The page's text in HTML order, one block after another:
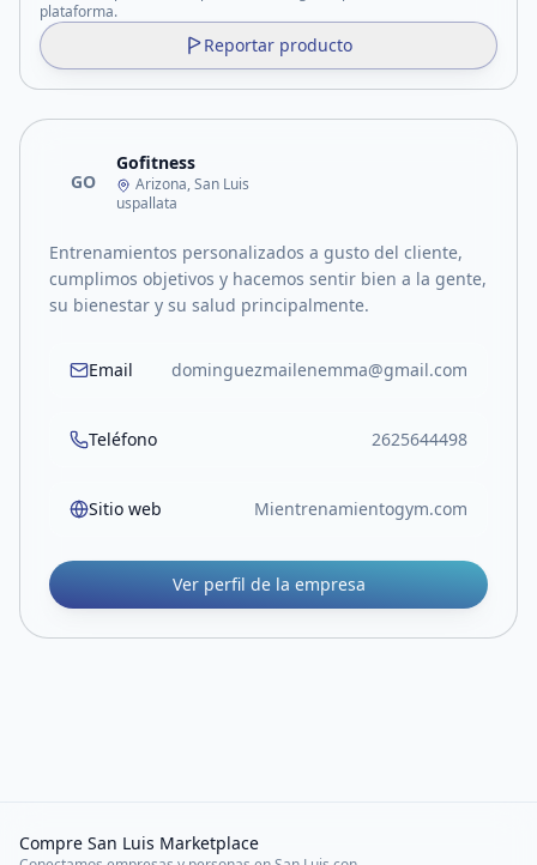
plataforma.
Reportar producto
GO
Gofitness
Arizona, San Luis
uspallata
Entrenamientos personalizados a gusto del cliente,
cumplimos objetivos y hacemos sentir bien a la gente,
su bienestar y su salud principalmente.
Email dominguezmailenemma@gmail.com
Teléfono 2625644498
Sitio web Mientrenamientogym.com
Ver perfil de la empresa
Compre San Luis Marketplace